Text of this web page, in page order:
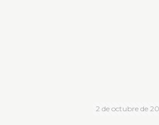
2 de octubre de